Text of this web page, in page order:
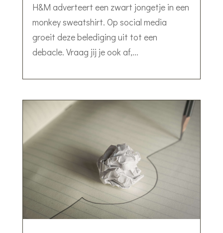
H&M adverteert een zwart jongetje in een
monkey sweatshirt. Op social media
groeit deze belediging uit tot een
debacle. Vraag jij je ook af,...